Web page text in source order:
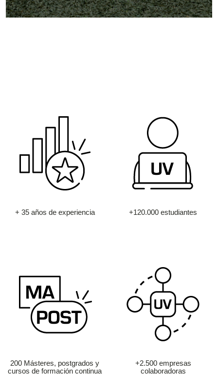
+ 35 años de experiencia +120.000 estudiantes
200 Másteres, postgrados y
cursos de formación continua
+2.500 empresas
colaboradoras